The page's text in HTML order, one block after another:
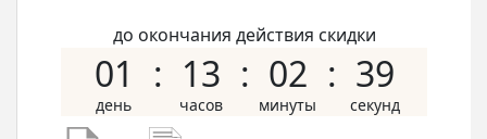
до окончания действия скидки
01 13 02 38